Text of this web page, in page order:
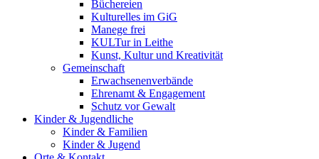
Büchereien
Kulturelles im GiG
Manege frei
KULTur in Leithe
Kunst, Kultur und Kreativität
Gemeinschaft
Erwachsenenverbände
Ehrenamt & Engagement
Schutz vor Gewalt
Kinder & Jugendliche
Kinder & Familien
Kinder & Jugend